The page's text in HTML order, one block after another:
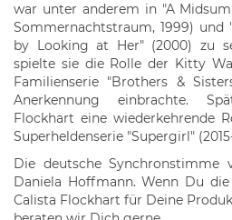
war unter anderem in "A
Sommernachtstraum, 1999) und
by Looking at Her" (2000) zu
spielte sie die Rolle der Kitty
Familienserie "Brothers &
Anerkennung einbrachte.
Flockhart eine wiederkehrende
Superheldenserie "Supergirl"
Die deutsche Synchronstimme
Daniela Hoffmann. Wenn Du
Calista Flockhart für Deine